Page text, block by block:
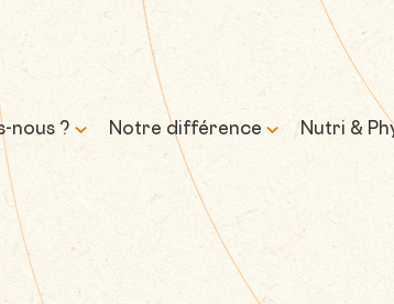
nous ?
et
Notre différence
Science & expertise
Transparence &
Nutri &